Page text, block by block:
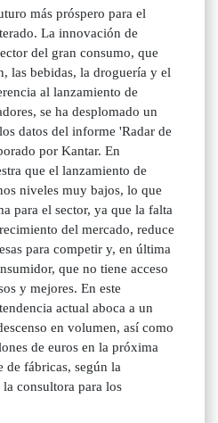
más próspero para el
La innovación de
del gran consumo, que
las bebidas, la droguería y el
al lanzamiento de
se ha desplomado un
datos del informe 'Radar de
por Kantar. En
que el lanzamiento de
niveles muy bajos, lo que
para el sector, ya que la falta
del mercado, reduce
para competir y, en última
que no tiene acceso
y mejores. En este
actual aboca a un
en volumen, así como
de euros en la próxima
de fábricas, según la
consultora para los